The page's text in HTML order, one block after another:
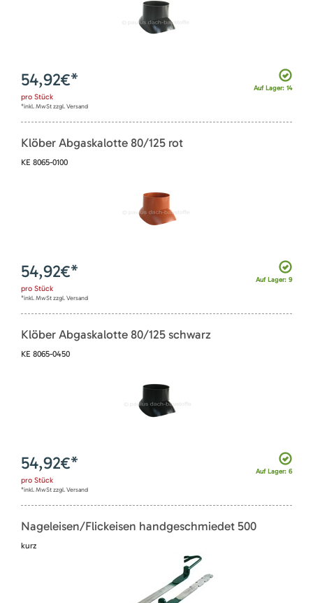
Auf Lager: 14
54,92€*
pro Stück
*inkl. MwSt zzgl. Versand
Klöber Abgaskalotte 80/125 rot
KE 8065-0100
Auf Lager: 9
54,92€*
pro Stück
*inkl. MwSt zzgl. Versand
Klöber Abgaskalotte 80/125 schwarz
KE 8065-0450
Auf Lager: 6
54,92€*
pro Stück
*inkl. MwSt zzgl. Versand
Nageleisen/Flickeisen handgeschmiedet 500
kurz